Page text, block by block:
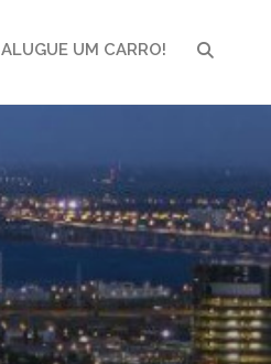
ALUGUE UM CARRO!